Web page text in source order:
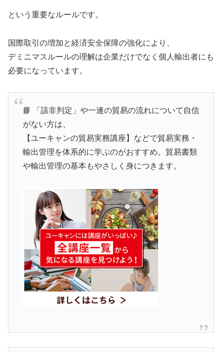
という重要なルールです。
国際取引の増加と経済安全保障の強化により、
デミニマスルールの理解は企業だけでなく個人輸出者にも
必要になっています。
📘 「該非判定」や一連の貿易の流れについて自信
がない方は、
【ユーキャンの貿易実務講座】などで貿易実務・
輸出管理を体系的に学ぶのがおすすめ。貿易書類
や輸出管理の基本もやさしく身につきます。